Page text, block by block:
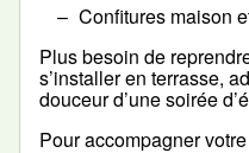
Confitures maison
Plus besoin de
s’installer en terrasse,
douceur d’une soirée
Pour accompagner